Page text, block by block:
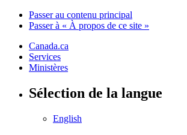
Passer au contenu principal
Passer à « À propos de ce site »
Canada.ca
Services
Ministères
Sélection de la langue
English